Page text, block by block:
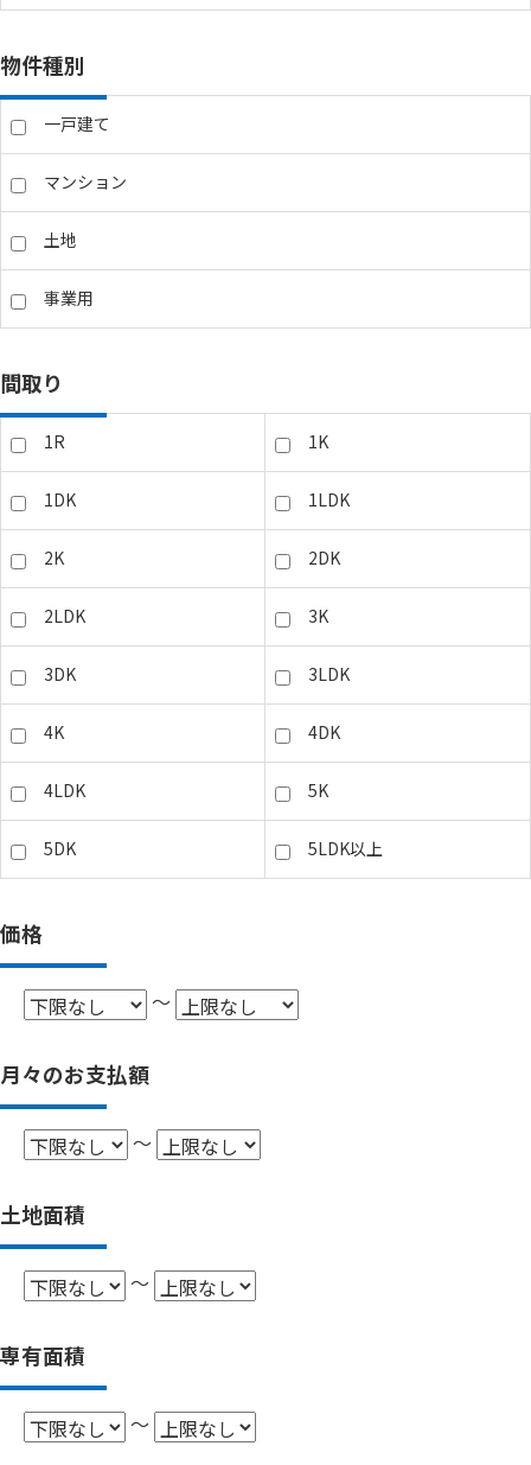
物件種別
一戸建て
マンション
土地
事業用
間取り
1R 1K
1DK 1LDK
2K 2DK
2LDK 3K
3DK 3LDK
4K 4DK
4LDK 5K
5DK 5LDK以上
価格
～
月々のお支払額
～
土地面積
～
専有面積
～